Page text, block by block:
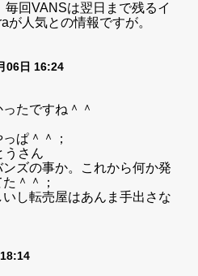
回VANSは翌日まで残るイ
が人気との情報ですが。
06日 16:24
たですね＾＾
ぱ＾＾；
うさん
ズの事か。これから何か発
＾＾；
し転売屋はあんま手出さな